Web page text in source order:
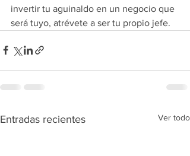
invertir tu aguinaldo en un negocio que
será tuyo, atrévete a ser tu propio jefe.
Entradas recientes Ver todo